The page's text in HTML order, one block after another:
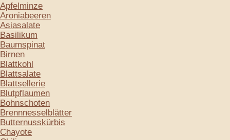
Apfelminze
Aroniabeeren
Asiasalate
Basilikum
Baumspinat
Birnen
Blattkohl
Blattsalate
Blattsellerie
Blutpflaumen
Bohnschoten
Brennnesselblätter
Butternusskürbis
Chayote